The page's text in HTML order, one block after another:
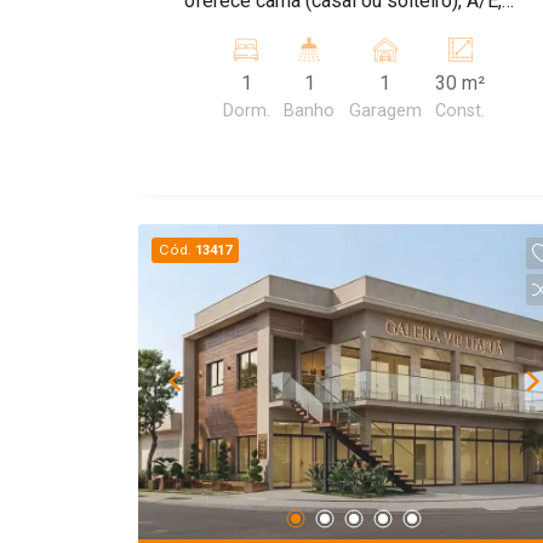
lavar comunitária e garagem para carro,
agua e IPTU incluso. Energia a parte.
1
Dorm.
1
Banho
1
Garagem
30 m²
Const.
Cód. 13417